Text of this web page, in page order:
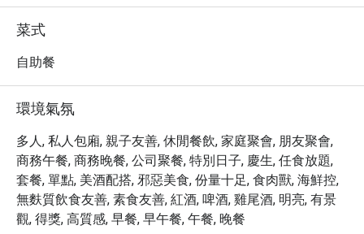
on how I was enjoying the food, and
even took a moment to thank me for
scripted — a small detail that made a
significant difference.
On to the food: the carving station
on roast beef this visit. The baked
salmon more than made up for it —
moist, well-seasoned, and genuinely
flavorful. I also worked my way
through quite a bit of the spread: the
有。必嚐的包括新鮮的生蠔、烤羊排和精緻的甜點。這裡
也提供豐富的飲品選擇，包括咖啡、葡萄酒和雞尾酒，滿
足不同口味的需求。
Grande Sukhumvit, Bangkok，即可享受最高 5 折的超值優
惠，體驗頂級的自助餐饗宴！
菜式
自助餐
環境氣氛
多人, 私人包廂, 親子友善, 休閒餐飲, 家庭聚會, 朋友聚會,
商務午餐, 商務晚餐, 公司聚餐, 特別日子, 慶生, 任食放題,
套餐, 單點, 美酒配搭, 邪惡美食, 份量十足, 食肉獸, 海鮮控,
無麩質飲食友善, 素食友善, 紅酒, 啤酒, 雞尾酒, 明亮, 有景
觀, 得獎, 高質感, 早餐, 早午餐, 午餐, 晚餐